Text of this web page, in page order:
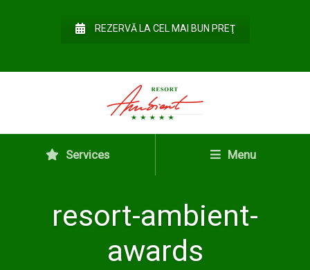
REZERVĂ LA CEL MAI BUN PREŢ
Services Menu
resort-ambient-
awards